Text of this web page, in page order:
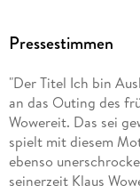
Literaturkritik,
Pressestimmen
"Der Titel Ich bin
an das Outing des
Wowereit. Das sei
spielt mit diesem
ebenso
seinerzeit Klaus